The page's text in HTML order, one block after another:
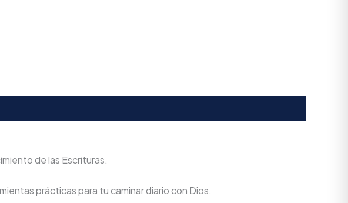
de las Escrituras.
prácticas para tu caminar diario con Dios.